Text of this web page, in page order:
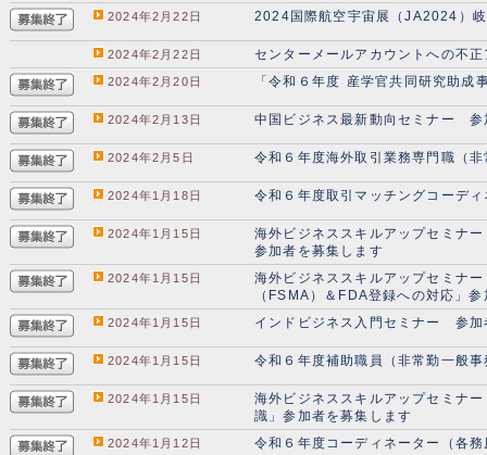
2024年2月22日 2024国際航空宇宙展（JA2024）
2024年2月22日 センターメールアカウントへの不
2024年2月20日 「令和６年度 産学官共同研究助成
2024年2月13日 中国ビジネス最新動向セミナー 参
2024年2月5日 令和６年度海外取引業務専門職（
2024年1月18日 令和６年度取引マッチングコーデ
2024年1月15日
海外ビジネススキルアップセミナ
参加者を募集します
2024年1月15日
海外ビジネススキルアップセミナ
（FSMA）＆FDA登録への対応」
2024年1月15日 インドビジネス入門セミナー 参加
2024年1月15日 令和６年度補助職員（非常勤一般
2024年1月15日
海外ビジネススキルアップセミナ
識」参加者を募集します
2024年1月12日 令和６年度コーディネーター（各